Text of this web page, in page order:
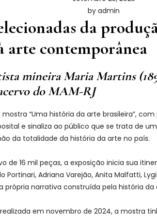
by admin
da
arte contemporânea
mineira Maria Martins
do MAM-RJ
“Uma história da arte brasileira”,
e sinaliza ao público que se trata de
da totalidade da história da arte no país.
de 16 mil peças, a exposição inicia sua
Adriana Varejão, Anita Malfatti,
narrativa construída pela história da
em novembro de 2024, a mostra